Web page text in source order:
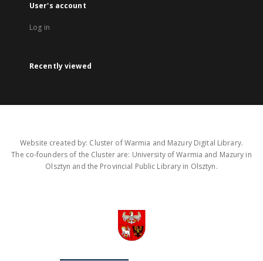
User's account
Log in
Recently viewed
Website created by: Cluster of Warmia and Mazury Digital Library.
The co-founders of the Cluster are: University of Warmia and Mazury in
Olsztyn and the Provincial Public Library in Olsztyn.